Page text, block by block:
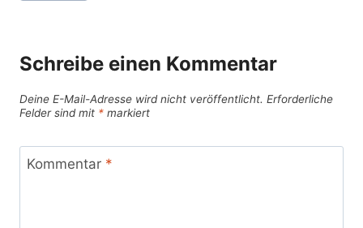
Schreibe einen Kommentar
Deine E-Mail-Adresse wird nicht veröffentlicht. Erforderliche
Felder sind mit * markiert
Kommentar *